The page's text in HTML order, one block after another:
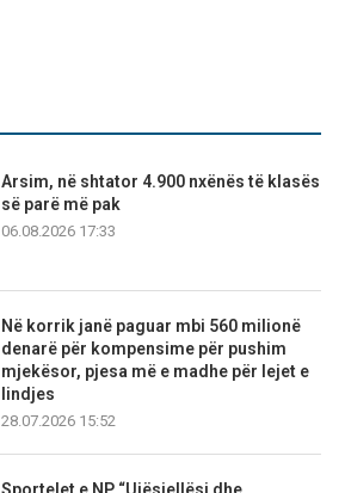
Arsim, në shtator 4.900 nxënës të klasës
së parë më pak
06.08.2026 17:33
Në korrik janë paguar mbi 560 milionë
denarë për kompensime për pushim
mjekësor, pjesa më e madhe për lejet e
lindjes
28.07.2026 15:52